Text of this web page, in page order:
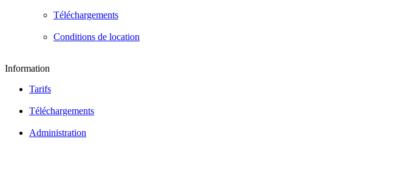
Téléchargements
Conditions de location
Information
Tarifs
Téléchargements
Administration